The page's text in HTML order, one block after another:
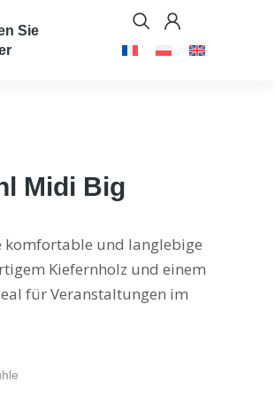
Sie
Midi Big
komfortable und langlebige
Kiefernholz und einem
für Veranstaltungen im